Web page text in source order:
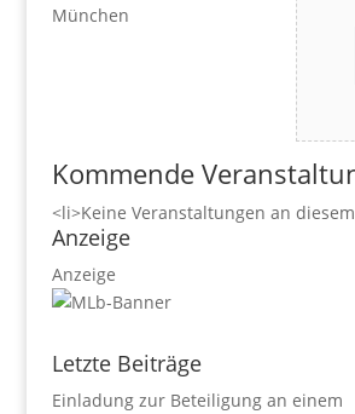
München
Kommende
<li>Keine Veranstaltungen an
Anzeige
Anzeige
Letzte Beiträge
Einladung zur Beteiligung an einem